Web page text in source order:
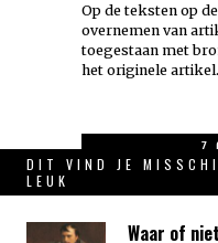
Op de teksten op
overnemen van
toegestaan met
het originele artikel.
DIT VIND JE
LEUK
Waar of